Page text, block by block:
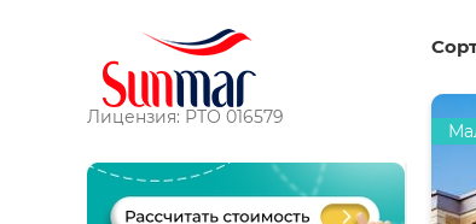
Лицензия: РТО 016579